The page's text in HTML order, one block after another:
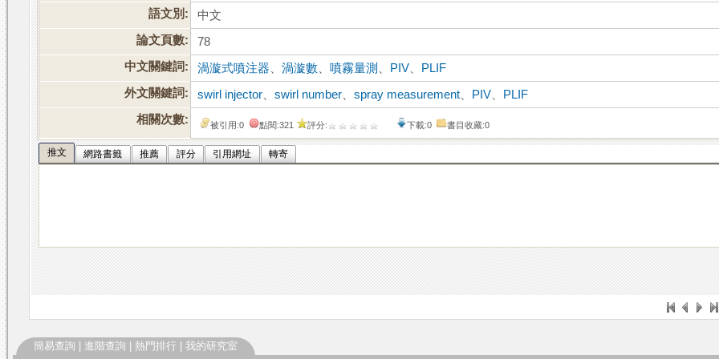
語文別:
中文
論文頁數:
78
中文關鍵詞:
渦漩式噴注器 、渦漩數 噴霧量測 PIV
PLIF
外文關鍵詞:
swirl injector 、swirl number 、spray measurement PIV
PLIF
相關次數:
被引用:0 點閱:321 評分: 下載:0 書目收藏:0
推文 網路書籤 推薦 評分 引用網址 轉寄
簡易查詢 進階查詢 熱門排行 我的研究室